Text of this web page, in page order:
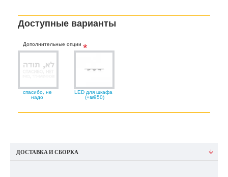
Доступные варианты
Дополнительные опции
спасибо, не
надо
LED для шкафа
(+₪950)
ДОСТАВКА И СБОРКА